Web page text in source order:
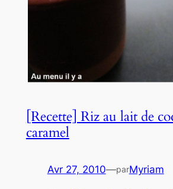
[Recette] Riz au lait de
caramel
Avr 27, 2010—parMyriam